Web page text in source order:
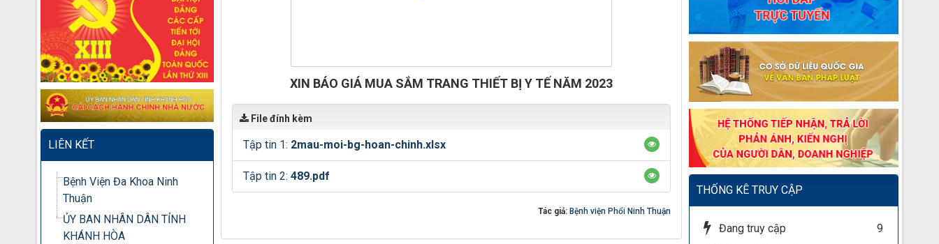
XIN BÁO GIÁ MUA SẮM TRANG THIẾT BỊ Y TẾ NĂM 2023
File đính kèm
Tập tin 1: 2mau-moi-bg-hoan-chinh.xlsx
Tập tin 2: 489.pdf
Tác giả:Bệnh viện Phổi Ninh Thuận
THỐNG KÊ TRUY CẬP
Đang truy cập
9
LIÊN KẾT
Bệnh Viện Đa Khoa Ninh
Thuận
ỦY BAN NHÂN DÂN TỈNH
KHÁNH HÒA